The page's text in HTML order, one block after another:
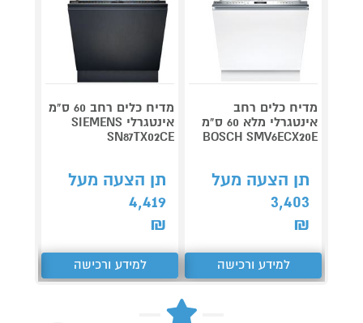
מדיח כלים רחב
אינטגרלי מלא 60 ס"מ
BOSCH SMV6ECX20E
תן הצעה מעל
3,403
₪
למידע ורכישה
מדיח כלים רחב 60 ס"מ
אינטגרלי SIEMENS
SN87TX02CE
תן הצעה מעל
4,419
₪
למידע ורכישה